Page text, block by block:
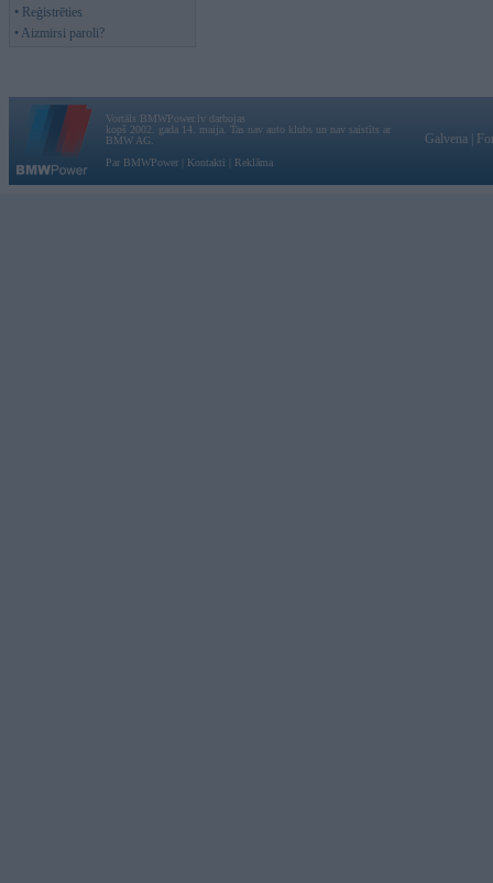
• Reģistrēties
• Aizmirsi paroli?
Vortāls BMWPower.lv darbojas
kopš 2002. gada 14. maija. Tas nav auto klubs un nav saistīts ar
BMW AG.
Par BMWPower
Kontakti Reklāma
Galvena